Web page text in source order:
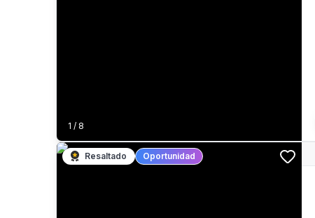
1 / 8
Resaltado Oportunidad